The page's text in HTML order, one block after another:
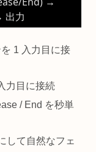
出力
1 入力目に接
力目に接続
/ End を秒単
して自然なフェ